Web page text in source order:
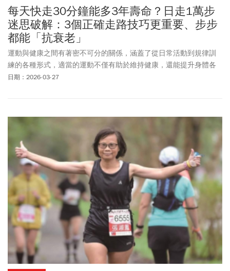
每天快走30分鐘能多3年壽命？日走1萬步
迷思破解：3個正確走路技巧更重要、步步
都能「抗衰老」
運動與健康之間有著密不可分的關係，涵蓋了從日常活動到規律訓
練的各種形式，適當的運動不僅有助於維持健康，還能提升身體各
方面的功能。為了增進健康，有幾種基本運動是不可或缺的，包括
步、走路、騎自行車、游泳、打太極拳、跳舞、登山、庭院勞動等
等。這些活動在促進健康方面各有側重，對身體的不同部位產生正
面影響。
日期：2026-03-27